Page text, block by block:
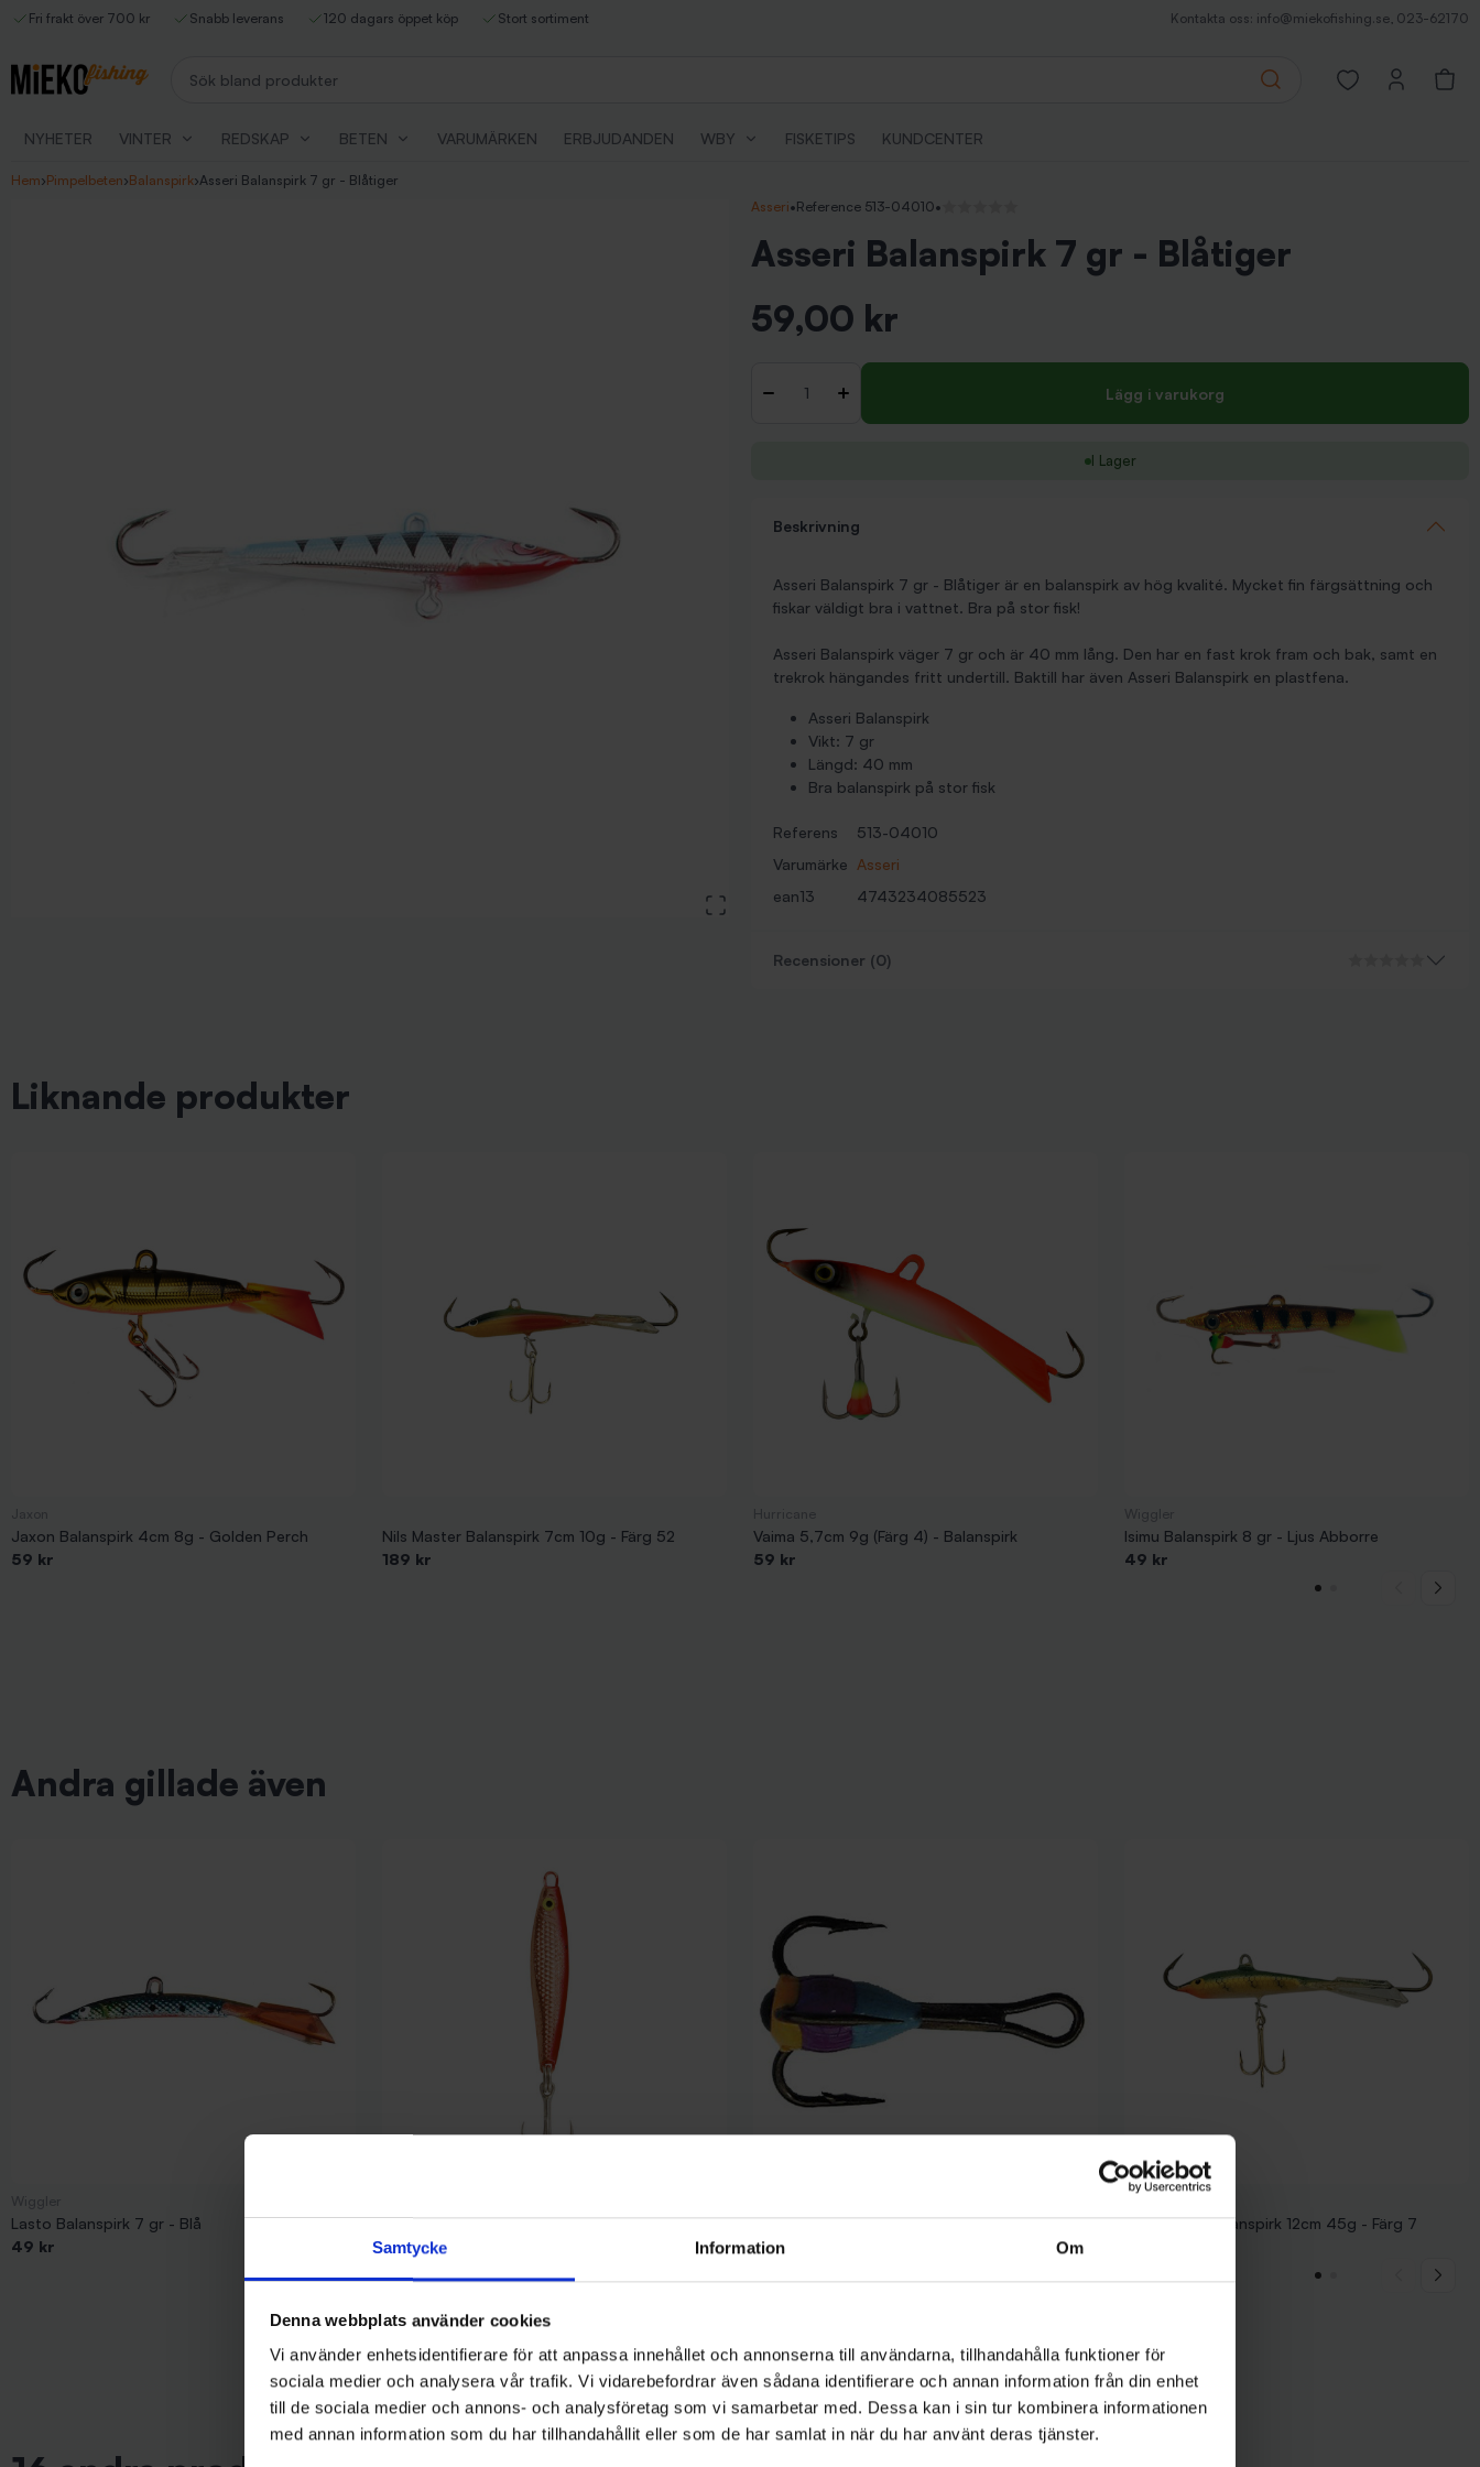
Samtycke Information Om
Denna webbplats använder cookies
Vi använder enhetsidentifierare för att anpassa innehållet och annonserna till användarna, tillhandahålla funktioner för
sociala medier och analysera vår trafik. Vi vidarebefordrar även sådana identifierare och annan information från din enhet
till de sociala medier och annons- och analysföretag som vi samarbetar med. Dessa kan i sin tur kombinera informationen
med annan information som du har tillhandahållit eller som de har samlat in när du har använt deras tjänster.
Fri frakt över 700 kr Snabb leverans 120 dagars öppet köp Stort sortiment Kontakta oss: info@miekofishing.se, 023-62170
Search
Open favorites
NYHETER VINTER REDSKAP BETEN VARUMÄRKEN ERBJUDANDEN WBY FISKETIPS KUNDCENTER
Hem›Pimpelbeten›Balanspirk›Asseri Balanspirk 7 gr - Blåtiger
View large image
Asseri•Reference 513-04010•
Asseri Balanspirk 7 gr - Blåtiger
59,00 kr
- + Lägg i varukorg
I Lager
Beskrivning
Asseri Balanspirk 7 gr - Blåtiger är en balanspirk av hög kvalité. Mycket fin färgsättning och
fiskar väldigt bra i vattnet. Bra på stor fisk!
Asseri Balanspirk väger 7 gr och är 40 mm lång. Den har en fast krok fram och bak, samt en
trekrok hängandes fritt undertill. Baktill har även Asseri Balanspirk en plastfena.
Asseri Balanspirk
Vikt: 7 gr
Längd: 40 mm
Bra balanspirk på stor fisk
Referens
513-04010
Varumärke Asseri
ean13
4743234085523
Recensioner (0)
Liknande produkter
Jaxon Balanspirk 4cm 8g - Golden Perch
59 kr
Nils Master Balanspirk 7cm 10g - Färg 52
189 kr
Vaima 5,7cm 9g (Färg 4) - Balanspirk
59 kr
Isimu Balanspirk 8 gr - Ljus Abborre
49 kr
Andra gillade även
Lasto Balanspirk 7 gr - Blå
49 kr
Sölvkroken Jensen Mini-Pirken 7g - C/R
69 kr
Wiggler Limkrok Blå/Lila Strl12 2-pack
29 kr
Nils Master Balanspirk 12cm 45g - Färg 7